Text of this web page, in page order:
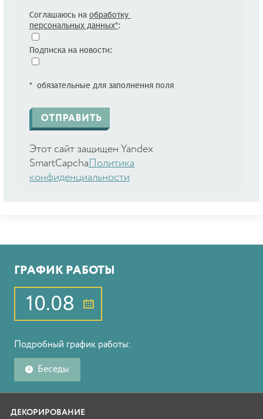
Соглашаюсь на обработку
персональных данных*:
Подписка на новости:
* обязательные для заполнения поля
Этот сайт защищен Yandex
SmartCapcha Политика
конфиденциальности
ГРАФИК РАБОТЫ
10.08
Подробный график работы:
Беседы
ДЕКОРИРОВАНИЕ